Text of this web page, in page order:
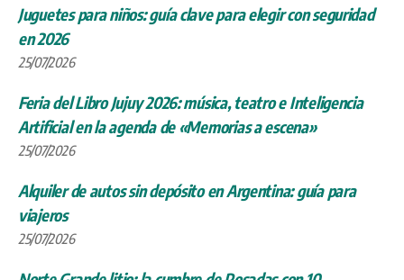
Juguetes para niños: guía clave para elegir con seguridad
en 2026
25/07/2026
Feria del Libro Jujuy 2026: música, teatro e Inteligencia
Artificial en la agenda de «Memorias a escena»
25/07/2026
Alquiler de autos sin depósito en Argentina: guía para
viajeros
25/07/2026